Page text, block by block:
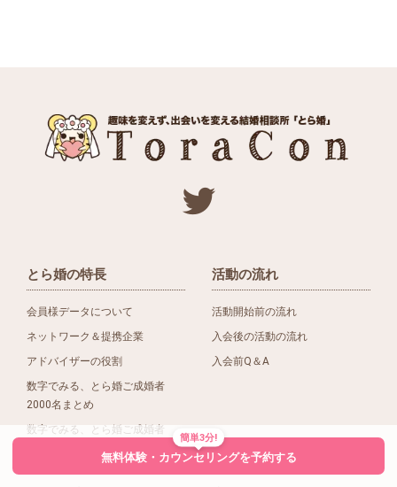
とら婚の特長
会員様データについて
ネットワーク＆提携企業
アドバイザーの役割
数字でみる、とら婚ご成婚者
2000名まとめ
数字でみる、とら婚ご成婚者
活動の流れ
活動開始前の流れ
入会後の活動の流れ
入会前Q＆A
簡単3分!
無料体験・カウンセリングを予約する